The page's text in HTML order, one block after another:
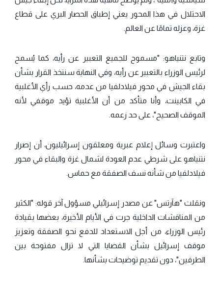
الاحتلال في هذا المحور يعني إطباق الحصار البري على قطاع
غزة، وعزله تمامًا عن العالم.
وتابع نتنياهو: "مسموح للجميع التعبير عن رأيه، كما يُسمح
لرئيس الوزراء بالتعبير عن رأيه، وفي النهاية سنتخذ القرار بشأن
بقاء الجيش في محور فيلادلفيا من عدمه، حسب رأي الأغلبية
في الكابينت، وأنا متأكد من أن الأغلبية تؤيد موقفي لأنه
الموقف الصحيح"، على حد زعمه.
واعتبرت وسائل إعلام عبرية ومعلقون إسرائيليون، أن إصرار
نتنياهو على شرطي عدم العودة لشمال غزة والبقاء في محور
فيلادلفيا من شأنه نسف الصفقة مع حماس.
ونقلت "هآرتس" عن مصدر إسرائيلي مسؤول آخر قوله: "الكثير
من المناقشات الداخلية جرت في الأيام الأخيرة، بعضها بقيادة
رئيس الوزراء، من أجل الاستعداد للدفع نحو الصفقة وتعزيز
موقف إسرائيل بشأن القضايا التي لا تزال مفتوحة بين
الطرفين"، دون تقديم توضيحات بشأنها.